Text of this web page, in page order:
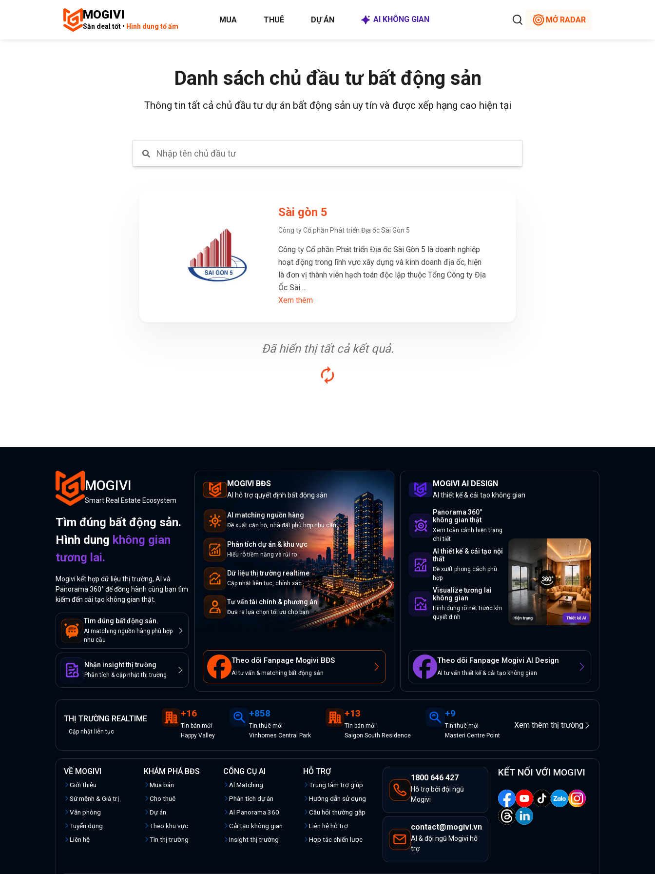
MOGIVI
Săn deal tốt • Hình dung tổ ấm
MUA THUÊ DỰ ÁN AI KHÔNG GIAN MỞ RADAR
Danh sách chủ đầu tư bất động sản
Thông tin tất cả chủ đầu tư dự án bất động sản uy tín và được xếp hạng cao hiện tại
Sài gòn 5
Công ty Cổ phần Phát triển Địa ốc Sài Gòn 5
Công ty Cổ phần Phát triển Địa ốc Sài Gòn 5 là doanh nghiệp
hoạt động trong lĩnh vực xây dựng và kinh doanh địa ốc, hiện
là đơn vị thành viên hạch toán độc lập thuộc Tổng Công ty Địa
Ốc Sài ...
Xem thêm
Đã hiển thị tất cả kết quả.
MOGIVI
Smart Real Estate Ecosystem
Tìm đúng bất động sản.
Hình dung không gian
tương lai.
Mogivi kết hợp dữ liệu thị trường, AI và
Panorama 360° để đồng hành cùng bạn tìm
kiếm đến cải tạo không gian thật.
Tìm đúng bất động sản.
AI matching nguồn hàng phù hợp
nhu cầu
Nhận insight thị trường
Phân tích & cập nhật thị trường
MOGIVI BĐS
AI hỗ trợ quyết định bất động sản
AI matching nguồn hàng
Đề xuất căn hộ, nhà đất phù hợp nhu cầu
Phân tích dự án & khu vực
Hiểu rõ tiềm năng và rủi ro
Dữ liệu thị trường realtime
Cập nhật liên tục, chính xác
Tư vấn tài chính & phương án
Đưa ra lựa chọn tối ưu cho bạn
Theo dõi Fanpage Mogivi BĐS
AI tư vấn & matching bất động sản
MOGIVI AI DESIGN
AI thiết kế & cải tạo không gian
Panorama 360°
không gian thật
Xem toàn cảnh hiện trạng
chi tiết
AI thiết kế & cải tạo nội
thất
Đề xuất phong cách phù
hợp
Visualize tương lai
không gian
Hình dung rõ nét trước khi
quyết định
Theo dõi Fanpage Mogivi AI Design
AI tư vấn thiết kế & cải tạo không gian
THỊ TRƯỜNG REALTIME
Cập nhật liên tục
+16
Tin bán mới
Happy Valley
+858
Tinthuêmới
Vinhomes Central Park
+13
Tin bán mới
Saigon South Residence
+9
Tinthuêmới
Masteri Centre Point
Xem thêm thị trường
VỀ MOGIVI
Giới thiệu
Sứ mệnh & Giá trị
Văn phòng
Tuyển dụng
Liên hệ
KHÁM PHÁ BĐS
Mua bán
Cho thuê
Dự án
Theo khu vực
Tin thị trường
CÔNG CỤ AI
Al Matching
Phân tích dự án
AI Panorama 360
Cải tạo không gian
Insight thị trường
HỖ TRỢ
Trung tâm trợ giúp
Hướng dẫn sử dụng
Câu hỏi thường gặp
Liên hệ hỗ trợ
Hợp tác chiến lược
1800 646 427
Hỗ trợ bởi đội ngũ
Mogivi
contact@mogivi.vn
AI & đội ngũ Mogivi hỗ
trợ
KẾT NỐI VỚI MOGIVI